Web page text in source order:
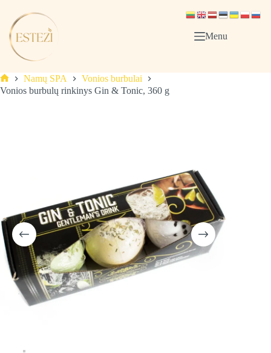
content
Menu
Pagrindinis
Namų SPA
Vonios burbulai
Vonios burbulų rinkinys Gin & Tonic, 360 g